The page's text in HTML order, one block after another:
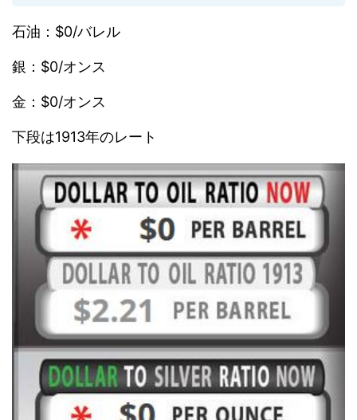
石油：$0/バレル
銀：$0/オンス
金：$0/オンス
下段は1913年のレート